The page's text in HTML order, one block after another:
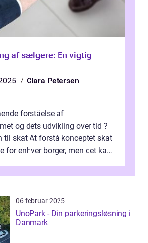
af sælgere: En vigtig
Clara Petersen
forståelse af
og dets udvikling over tid ?
til skat At forstå konceptet skat
for enhver borger, men det kan
06 februar 2025
UnoPark - Din parkeringsløsning i
Danmark